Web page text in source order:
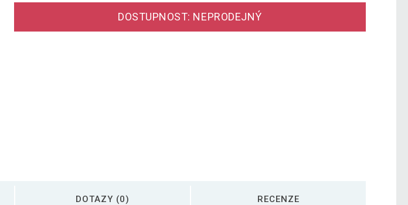
DOSTUPNOST: NEPRODEJNÝ
DOTAZY (0) RECENZE